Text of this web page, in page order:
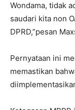
Wondama, tidak
saudari kita non
DPRD,”pesan
Pernyataan ini
memastikan